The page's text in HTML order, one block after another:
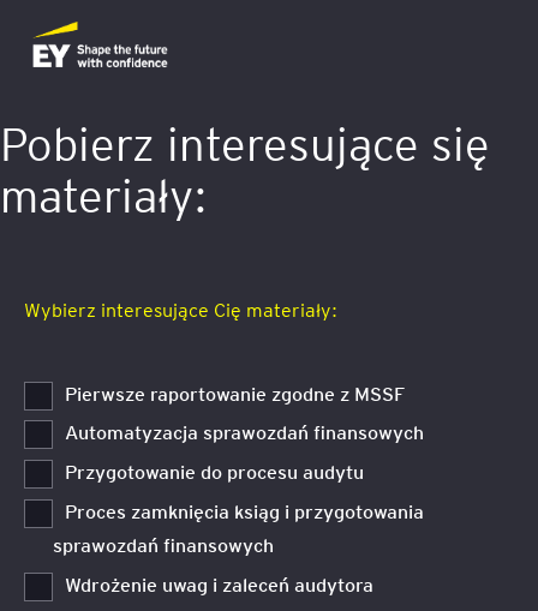
Pobierz interesujące się
materiały:
Wybierz interesujące Cię materiały:
Pierwsze raportowanie zgodne z MSSF
Automatyzacja sprawozdań finansowych
Przygotowanie do procesu audytu
Proces zamknięcia ksiąg i przygotowania
sprawozdań finansowych
Wdrożenie uwag i zaleceń audytora